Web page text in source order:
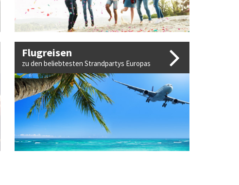
Flugreisen
zu den beliebtesten Strandpartys Europas